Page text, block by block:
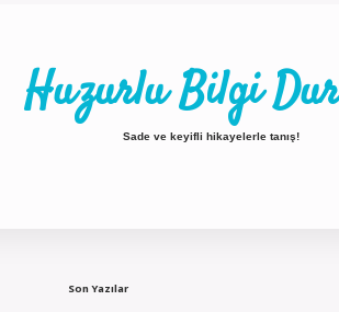
Huzurlu Bilgi
Sade ve keyifli hikayelerle tanış!
Son Yazılar